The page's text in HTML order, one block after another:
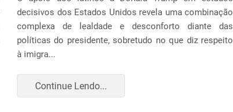
políticas do presidente, sobretudo no que diz respeito
à imigra...
Continue Lendo...